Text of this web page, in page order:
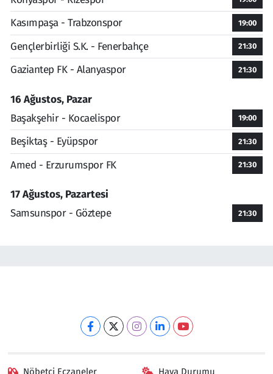
Kasımpaşa - Trabzonspor 19:00
Gençlerbirliği S.K. - Fenerbahçe 21:30
Gaziantep FK - Alanyaspor 21:30
16 Ağustos, Pazar
Başakşehir - Kocaelispor
19:00
Beşiktaş - Eyüpspor 21:30
Amed - Erzurumspor FK 21:30
17 Ağustos, Pazartesi
Samsunspor - Göztepe
21:30
Nöbetçi Eczaneler Hava Durumu